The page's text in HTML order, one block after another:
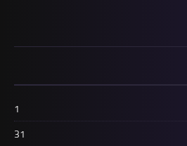
1
31